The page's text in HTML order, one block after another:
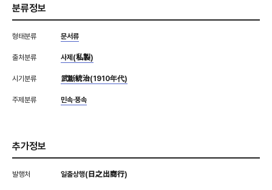
분류정보
형태분류 문서류
출처분류 사제(私製)
시기분류 武斷統治(1910年代)
주제분류 민속·풍속
추가정보
발행처 일출상행(日之出商行)